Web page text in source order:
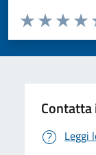
Valuta da 1 a 5
Valuta
Valuta 2
Valuta 1 stelle
Leggi